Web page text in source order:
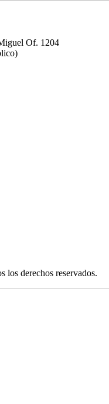
Of. 1204
derechos reservados.